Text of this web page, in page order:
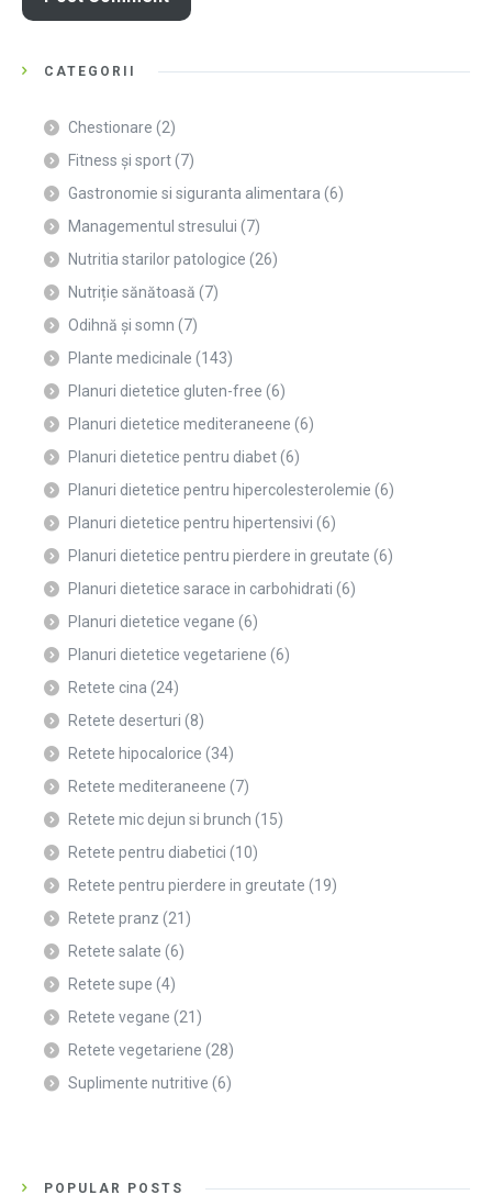
CATEGORII
Chestionare (2)
Fitness și sport(7)
Gastronomie si siguranta alimentara (6)
Managementul stresului (7)
Nutritia starilor patologice (26)
Nutriție sănătoasă (7)
Odihnă și somn (7)
Plante medicinale (143)
Planuri dietetice gluten-free (6)
Planuri dietetice mediteraneene (6)
Planuri dietetice pentru diabet(6)
Planuri dietetice pentru hipercolesterolemie (6)
Planuri dietetice pentru hipertensivi (6)
Planuri dietetice pentru pierdere in greutate (6)
Planuri dietetice sarace in carbohidrati (6)
Planuri dietetice vegane (6)
Planuri dietetice vegetariene (6)
Retete cina (24)
Retete deserturi (8)
Retete hipocalorice (34)
Retete mediteraneene (7)
Retete mic dejun si brunch (15)
Retete pentru diabetici (10)
Retete pentru pierdere in greutate (19)
Retete pranz (21)
Retete salate (6)
Retete supe (4)
Retete vegane (21)
Retete vegetariene (28)
Suplimente nutritive (6)
POPULAR POSTS